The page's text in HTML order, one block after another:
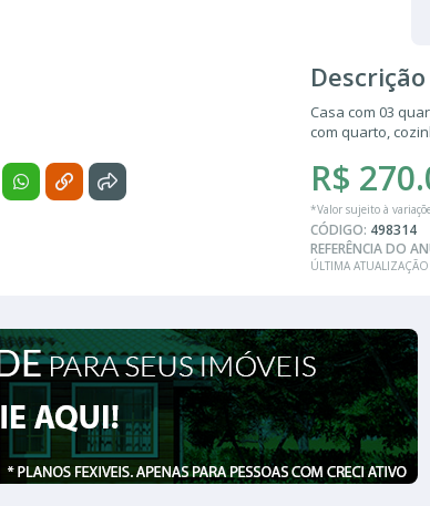
Descrição
Casa com 03
com quarto,
R$
*Valor sujeito à
CÓDIGO: 498314
REFERÊNCIA DO
ÚLTIMA